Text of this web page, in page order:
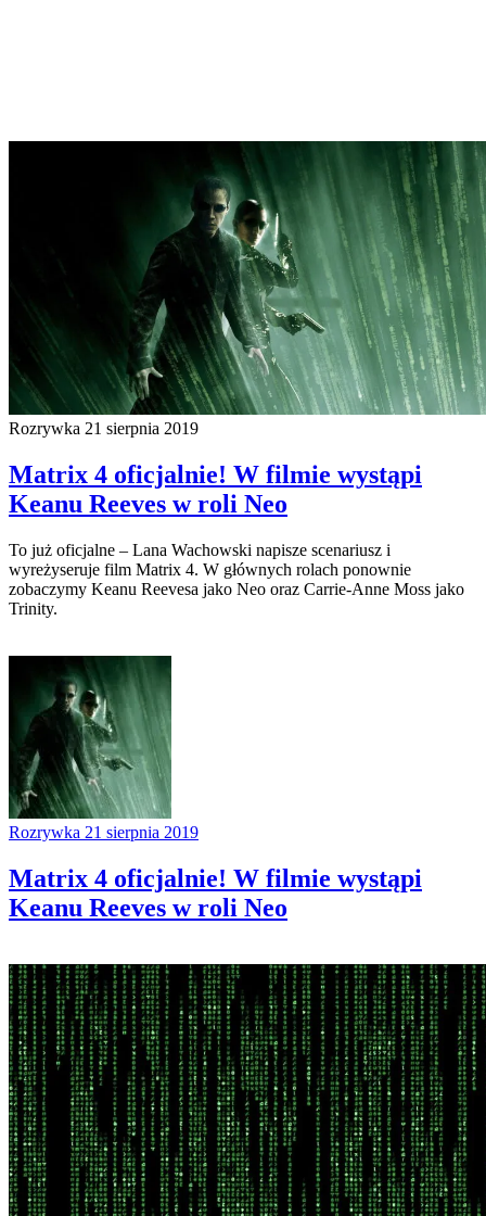
Rozrywka 21 sierpnia 2019
Matrix 4 oficjalnie! W filmie wystąpi
Keanu Reeves w roli Neo
To już oficjalne – Lana Wachowski napisze scenariusz i
wyreżyseruje film Matrix 4. W głównych rolach ponownie
zobaczymy Keanu Reevesa jako Neo oraz Carrie-Anne Moss jako
Trinity.
Rozrywka 21 sierpnia 2019
Matrix 4 oficjalnie! W filmie wystąpi
Keanu Reeves w roli Neo